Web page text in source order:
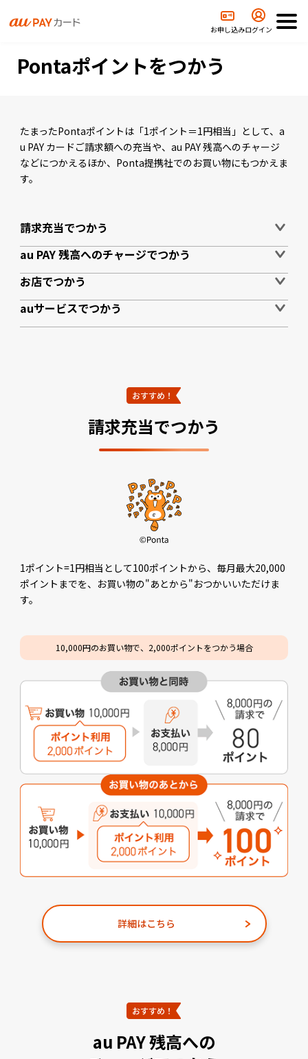
お申し込みログイン
TOP ポイント・特典 Pontaポイントをつかう
Pontaポイントをつかう
たまったPontaポイントは「1ポイント＝1円相当」として、a
u PAY カードご請求額への充当や、au PAY 残高へのチャージ
などにつかえるほか、Ponta提携社でのお買い物にもつかえま
す。
請求充当でつかう
au PAY 残高へのチャージでつかう
お店でつかう
auサービスでつかう
請求充当でつかう
1ポイント=1円相当として100ポイントから、毎月最大20,000
ポイントまでを、お買い物の"あとから"おつかいいただけま
す。
10,000円のお買い物で、2,000ポイントをつかう場合
詳細はこちら
au PAY 残高への